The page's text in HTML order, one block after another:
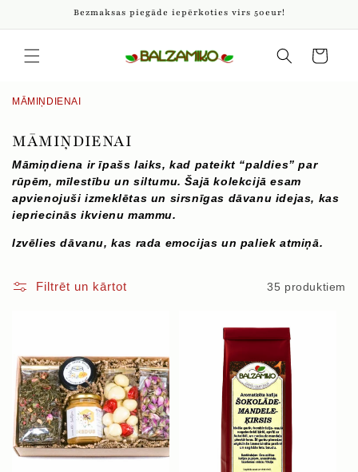
saturu
Bezmaksas piegāde iepērkoties virs 50eur!
grozs
MĀMIŅDIENAI
K
O
L
E
C
MĀMIŅDIENAI
Māmiņdiena ir īpašs laiks, kad pateikt “paldies” par
rūpēm, mīlestību un siltumu. Šajā kolekcijā esam
apvienojuši izmeklētas un sirsnīgas dāvanu idejas, kas
iepriecinās ikvienu mammu.
Izvēlies dāvanu, kas rada emocijas un paliek atmiņā.
Filtrēt un kārtot 35 produktiem